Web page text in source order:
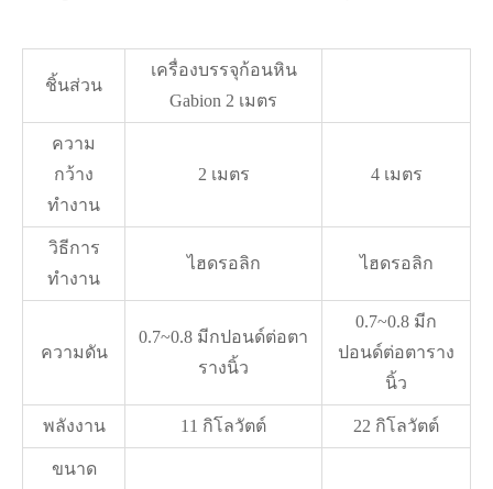
ชิ้นส่วน
เครื่องบรรจุก้อนหิน
Gabion 2 เมตร
ความ
กว้าง
ทำงาน
2 เมตร 4 เมตร
วิธีการ
ทำงาน
ไฮดรอลิก ไฮดรอลิก
ความดัน
0.7~0.8 มีกปอนด์ต่อตา
รางนิ้ว
0.7~0.8 มีก
ปอนด์ต่อตาราง
นิ้ว
พลังงาน 11 กิโลวัตต์ 22 กิโลวัตต์
ขนาด